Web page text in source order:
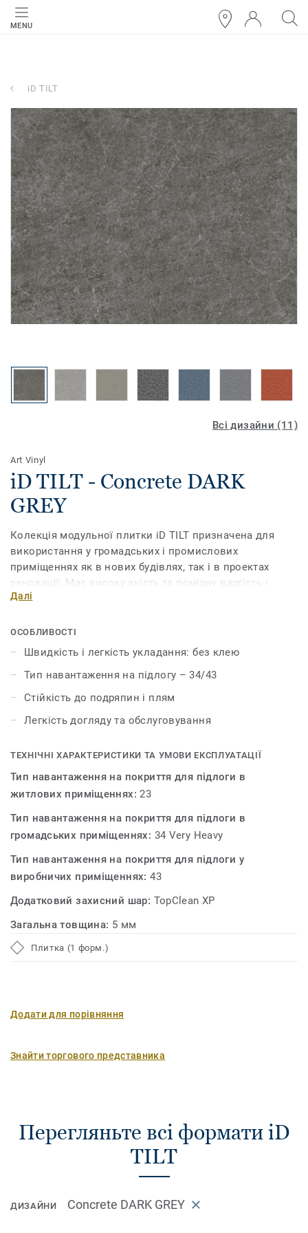
MENU
iD TILT
Всі дизайни (11)
Art Vinyl
iD TILT - Concrete DARK
GREY
Колекція модульної плитки iD TILT призначена для
використання у громадських і промислових
приміщеннях як в нових будівлях, так і в проектах
реновації. Має високу якість та помірну вартість і
дозволяє заощадити не лише гроші, але й час. Адже
з’єднуються між собою, їхнє укладання проходить
набагато легше та швидше. Колекція випускається в
двох зручних форматах. Кожна плитка пройшла
унікальну обробку Top Clean для захисту поверхні, що
гарантує довговічність і легкість догляду.
Далі
ОСОБЛИВОСТІ
Швидкість і легкість укладання: без клею
Тип навантаження на підлогу – 34/43
Стійкість до подряпин і плям
Легкість догляду та обслуговування
ТЕХНІЧНІ ХАРАКТЕРИСТИКИ ТА УМОВИ ЕКСПЛУАТАЦІЇ
Тип навантаження на покриття для підлоги в
житлових приміщеннях:23
Тип навантаження на покриття для підлоги в
громадських приміщеннях: 34 Very Heavy
Тип навантаження на покриття для підлоги у
виробничих приміщеннях:43
Додатковий захисний шар: TopClean XP
Загальна товщина: 5 мм
Плитка (1 форм.)
Додати для порівняння
Знайти торгового представника
Перегляньте всі формати iD
TILT
ДИЗАЙНИ Concrete DARK GREY